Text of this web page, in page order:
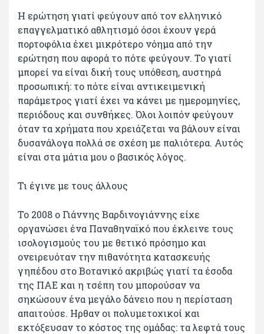
Η ερώτηση γιατί φεύγουν από τον ελληνικό
επαγγελματικό αθλητισμό όσοι έχουν γερά
πορτοφόλια έχει μικρότερο νόημα από την
ερώτηση που αφορά το πότε φεύγουν. Το γιατί
μπορεί να είναι δική τους υπόθεση, αυστηρά
προσωπική: το πότε είναι αντικειμενική
παράμετρος γιατί έχει να κάνει με ημερομηνίες,
περιόδους και συνθήκες. Όλοι λοιπόν φεύγουν
όταν τα χρήματα που χρειάζεται να βάλουν είναι
δυσανάλογα πολλά σε σχέση με παλιότερα. Αυτός
είναι στα μάτια μου ο βασικός λόγος.
Τι έγινε με τους άλλους
Το 2008 ο Γιάννης Βαρδινογιάννης είχε
οργανώσει ένα Παναθηναϊκό που έκλεινε τους
ισολογισμούς του με θετικό πρόσημο και
ονειρευόταν την πιθανότητα κατασκευής
γηπέδου στο Βοτανικό ακριβώς γιατί τα έσοδα
της ΠΑΕ και η τσέπη του μπορούσαν να
σηκώσουν ένα μεγάλο δάνειο που η περίσταση
απαιτούσε. Ηρθαν οι πολυμετοχικοί και
εκτόξευσαν το κόστος της ομάδας: τα λεφτά τους